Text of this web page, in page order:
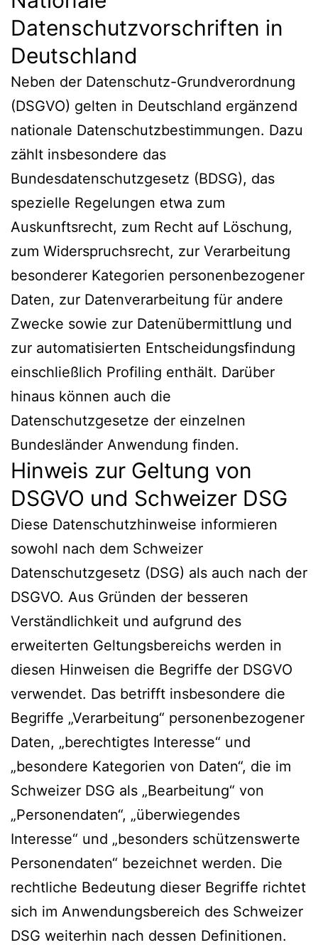
Datenschutzvorschriften in
Deutschland
Neben der Datenschutz-Grundverordnung
(DSGVO) gelten in Deutschland ergänzend
nationale Datenschutzbestimmungen. Dazu
zählt insbesondere das
Bundesdatenschutzgesetz (BDSG), das
spezielle Regelungen etwa zum
Auskunftsrecht, zum Recht auf Löschung,
zum Widerspruchsrecht, zur Verarbeitung
besonderer Kategorien personenbezogener
Daten, zur Datenverarbeitung für andere
Zwecke sowie zur Datenübermittlung und
zur automatisierten Entscheidungsfindung
einschließlich Profiling enthält. Darüber
hinaus können auch die
Datenschutzgesetze der einzelnen
Bundesländer Anwendung finden.
Hinweis zur Geltung von
DSGVO und Schweizer DSG
Diese Datenschutzhinweise informieren
sowohl nach dem Schweizer
Datenschutzgesetz (DSG) als auch nach der
DSGVO. Aus Gründen der besseren
Verständlichkeit und aufgrund des
erweiterten Geltungsbereichs werden in
diesen Hinweisen die Begriffe der DSGVO
verwendet. Das betrifft insbesondere die
Begriffe „Verarbeitung“ personenbezogener
Daten, „berechtigtes Interesse“ und
„besondere Kategorien von Daten“, die im
Schweizer DSG als „Bearbeitung“ von
„Personendaten“, „überwiegendes
Interesse“ und „besonders schützenswerte
Personendaten“ bezeichnet werden. Die
rechtliche Bedeutung dieser Begriffe richtet
sich im Anwendungsbereich des Schweizer
DSG weiterhin nach dessen Definitionen.